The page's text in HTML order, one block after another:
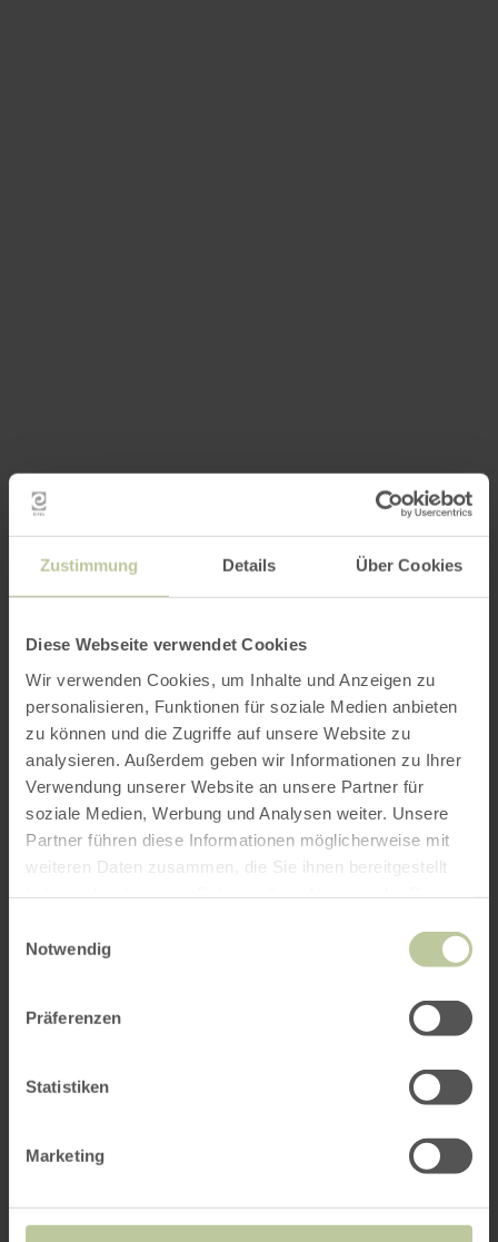
Zustimmung Details Über Cookies
Diese Webseite verwendet Cookies
Wir verwenden Cookies, um Inhalte und Anzeigen zu
personalisieren, Funktionen für soziale Medien anbieten
zu können und die Zugriffe auf unsere Website zu
analysieren. Außerdem geben wir Informationen zu Ihrer
Verwendung unserer Website an unsere Partner für
soziale Medien, Werbung und Analysen weiter. Unsere
Partner führen diese Informationen möglicherweise mit
weiteren Daten zusammen, die Sie ihnen bereitgestellt
Notwendig
Präferenzen
Statistiken
Marketing